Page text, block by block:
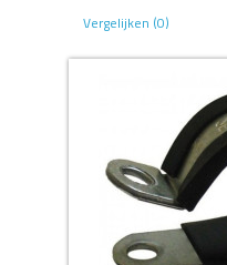
Vergelijken (0)